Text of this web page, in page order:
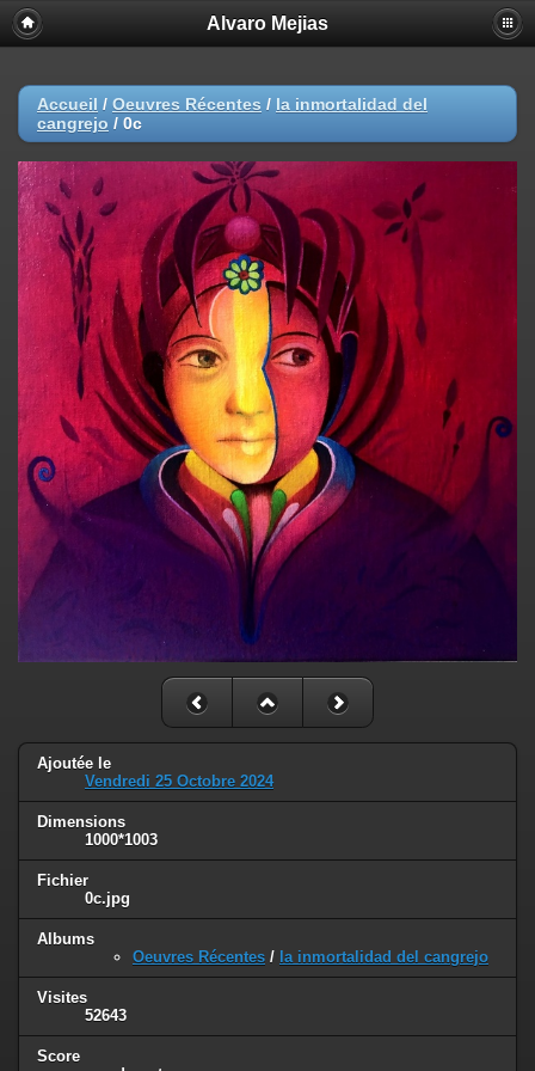
Alvaro Mejias
Accueil / Oeuvres Récentes / la inmortalidad del
cangrejo / 0c
Ajoutée le
Vendredi 25 Octobre 2024
Dimensions
1000*1003
Fichier
0c.jpg
Albums
Oeuvres Récentes / la inmortalidad del cangrejo
Visites
52643
Score